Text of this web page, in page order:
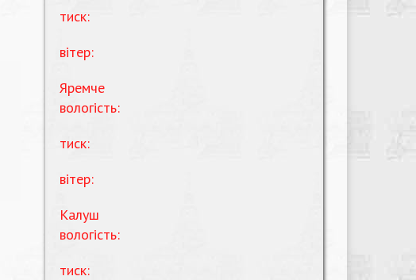
тиск:
вітер:
Яремче
вологість:
тиск:
вітер:
Калуш
вологість:
тиск: